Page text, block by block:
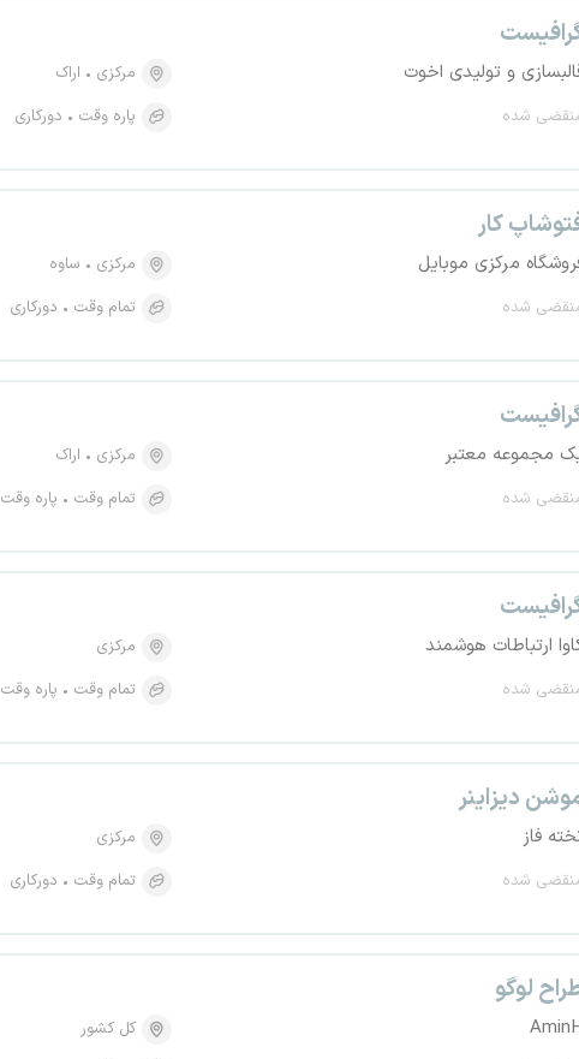
و تولیدی اخوت
شده
مرکزی
اراک
پاره وقت
دورکاری
کار
مرکزی موبایل
شده
مرکزی
ساوه
تمام وقت
دورکاری
مجموعه معتبر
شده
مرکزی
اراک
تمام وقت
پاره وقت
ارتباطات هوشمند
شده
مرکزی
تمام وقت
پاره وقت
دیزاینر
فاز
شده
مرکزی
تمام وقت
دورکاری
لوگو
کل کشور